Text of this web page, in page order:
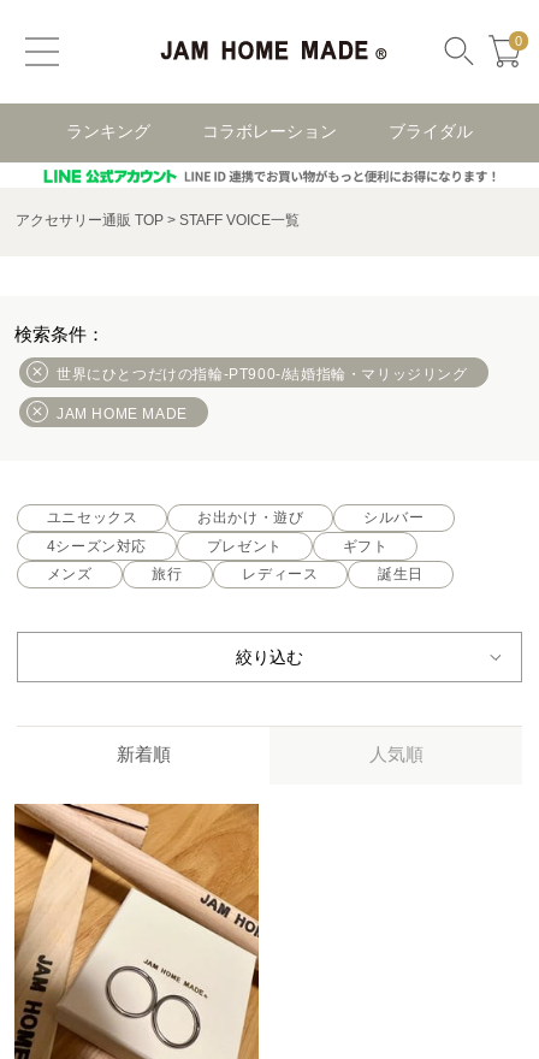
0
ランキング コラボレーション ブライダル
アクセサリー通販 TOP STAFF VOICE一覧
世界にひとつだけの指輪-PT900-/結婚指輪・マリッジリング
JAM HOME MADE
ユニセックス お出かけ・遊び
シルバー
4シーズン対応
プレゼント
ギフト
メンズ
旅行 レディース 誕生日
絞り込む
新着順 人気順